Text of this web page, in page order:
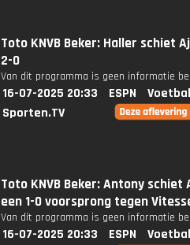
Toto KNVB Beker: Haller schiet
2-0
Van dit programma is geen informatie
16-07-2025 20:33 ESPN
Sporten.TV
Toto KNVB Beker: Antony schiet
een 1-0 voorsprong tegen
Van dit programma is geen informatie
16-07-2025 20:33 ESPN